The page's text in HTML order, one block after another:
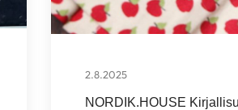
2.8.2025
NORDIK.HOUSE